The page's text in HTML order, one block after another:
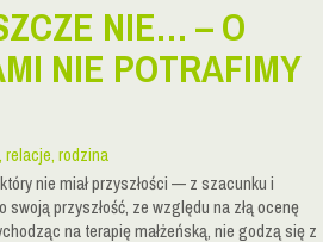
NIE… – O
NIE POTRAFIMY
relacje, rodzina
nie miał przyszłości — z szacunku i
przyszłość, ze względu na złą ocenę
na terapię małżeńską, nie godzą się z